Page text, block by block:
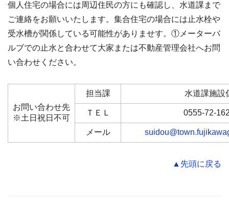
個人住宅の場合には周辺住民の方にも確認し、水道課まで
ご連絡をお願いいたします。集合住宅の場合には止水栓や
受水槽が関係している可能性がありませす。①メーターバ
ルブでの止水と合わせて大家または不動産管理会社へお問
い合わせください。
お問い合わせ先
※土日祝日不可
担当課 水道課施設
ＴＥＬ 0555-72-
メール
▲先頭に戻る